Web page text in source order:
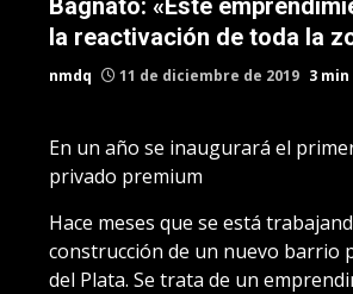
Bagnato: «Este
la reactivación de toda la
nmdq 11 de diciembre de 2019 3
En un año se inaugurará el
privado premium
Hace meses que se está
construcción de un nuevo barrio
del Plata. Se trata de un